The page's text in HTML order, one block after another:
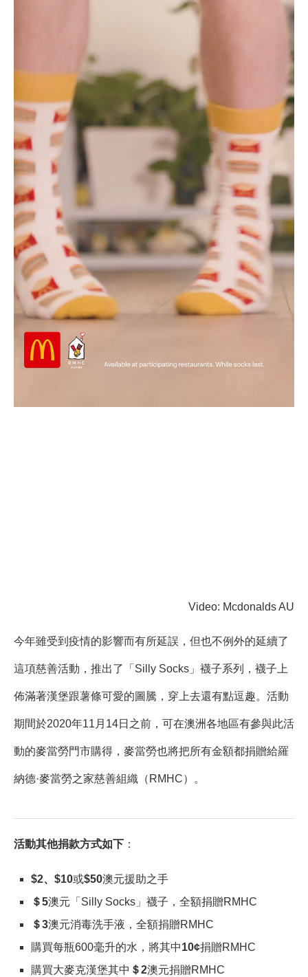
Video: Mcdonalds AU
今年雖受到疫情的影響而有所延誤，但也不例外的延續了
這項慈善活動，推出了「Silly Socks」襪子系列，襪子上
佈滿著漢堡跟薯條可愛的圖騰，穿上去還有點逗趣。活動
期間於2020年11月14日之前，可在澳洲各地區有參與此活
動的麥當勞門市購得，麥當勞也將把所有金額都捐贈給羅
納德·麥當勞之家慈善組織（RMHC）。
活動其他捐款方式如下 ：
$2、$10或$50澳元援助之手
＄5澳元「Silly Socks」襪子，全額捐贈RMHC
＄3澳元消毒洗手液，全額捐贈RMHC
購買每瓶600毫升的水，將其中10¢捐贈RMHC
購買大麥克漢堡其中 ＄2澳元捐贈RMHC